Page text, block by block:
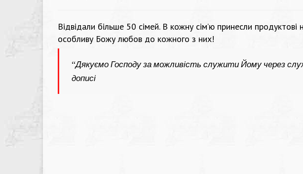
Відвідали більше 50 сімей. В кожну сімʼю принесли
особливу Божу любов до кожного з них!
“Дякуємо Господу за можливість служити Йому через
дописі